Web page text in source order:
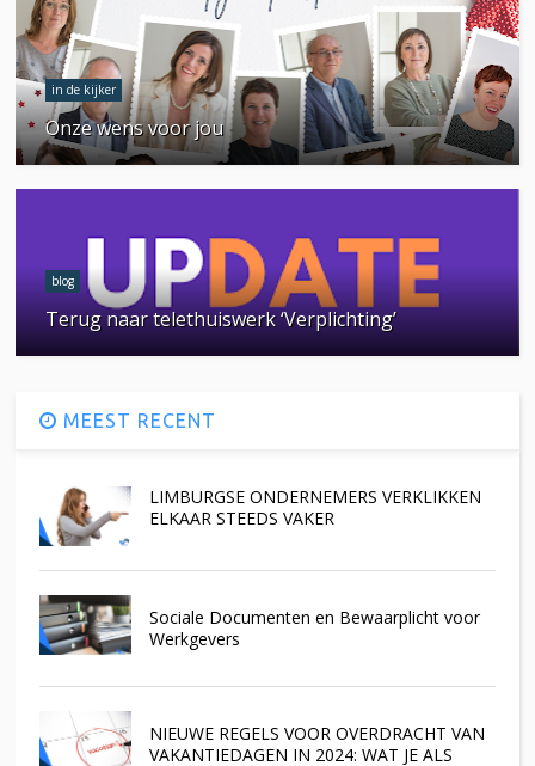
in de kijker
Onze wens voor jou
blog
Terug naar telethuiswerk ‘Verplichting’
MEEST RECENT
LIMBURGSE ONDERNEMERS VERKLIKKEN
ELKAAR STEEDS VAKER
Sociale Documenten en Bewaarplicht voor
Werkgevers
NIEUWE REGELS VOOR OVERDRACHT VAN
VAKANTIEDAGEN IN 2024: WAT JE ALS